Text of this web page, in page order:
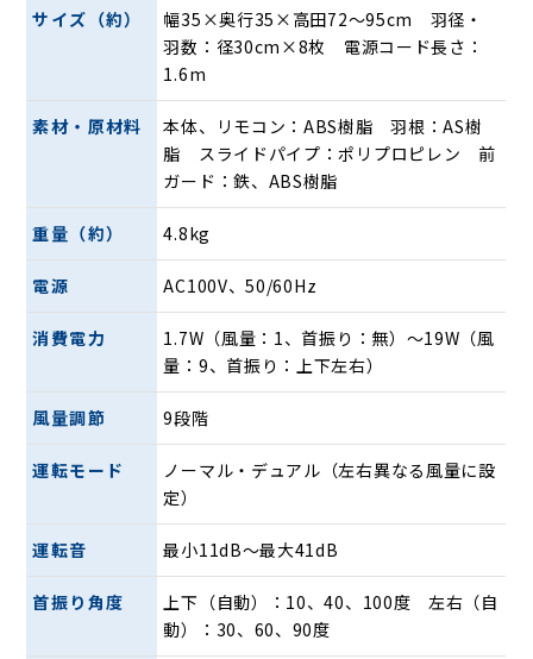
左右で風量を変えられる「デュアルモード」搭
左右で異なる風量を設定して、2種類の風の強さを同時に使
うことができます。お部屋の場所によって感じる風の強さを
変えたい方、手前と奥で風の感じ方が違う間取りなどにおす
サイズ（約）
幅35×奥行35×高田72〜95cm 羽径・
羽数：径30cm×8枚 電源コード長さ：
1.6m
素材・原材料
本体、リモコン：ABS樹脂 羽根：AS樹
脂 スライドパイプ：ポリプロピレン 前
ガード：鉄、ABS樹脂
重量（約） 4.8kg
電源 AC100V、50/60Hz
消費電力
1.7W（風量：1、首振り：無）〜19W（風
量：9、首振り：上下左右）
風量調節 9段階
運転モード
ノーマル・デュアル（左右異なる風量に設
定）
運転音 最小11dB〜最大41dB
首振り角度
上下（自動）：10、40、100度 左右（自
動）：30、60、90度